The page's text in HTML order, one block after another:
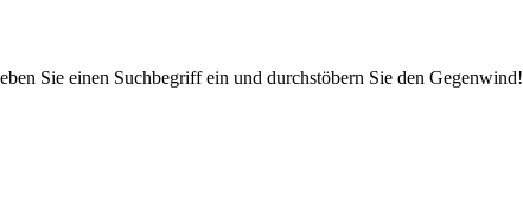
Sie einen Suchbegriff ein und durchstöbern Sie den Gegenwind!